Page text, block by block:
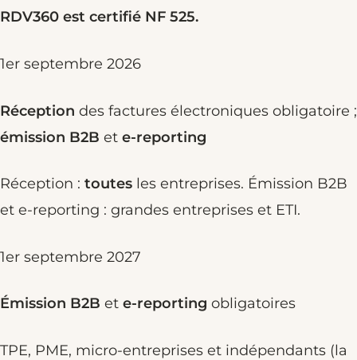
RDV360 est certifié NF 525.
1er septembre 2026
Réception des factures électroniques obligatoire ;
émission B2B et e-reporting
Réception : toutes les entreprises. Émission B2B
et e-reporting : grandes entreprises et ETI.
1er septembre 2027
Émission B2B et e-reporting obligatoires
TPE, PME, micro-entreprises et indépendants (la